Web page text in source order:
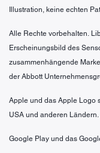
Illustration, keine echten
Alle Rechte vorbehalten.
Erscheinungsbild des
zusammenhängende
der Abbott
Apple und das Apple Logo
USA und anderen
Google Play und das